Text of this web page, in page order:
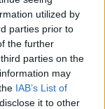
utilized by
parties prior to
the further
parties on the
may
IAB’s List of
it to other